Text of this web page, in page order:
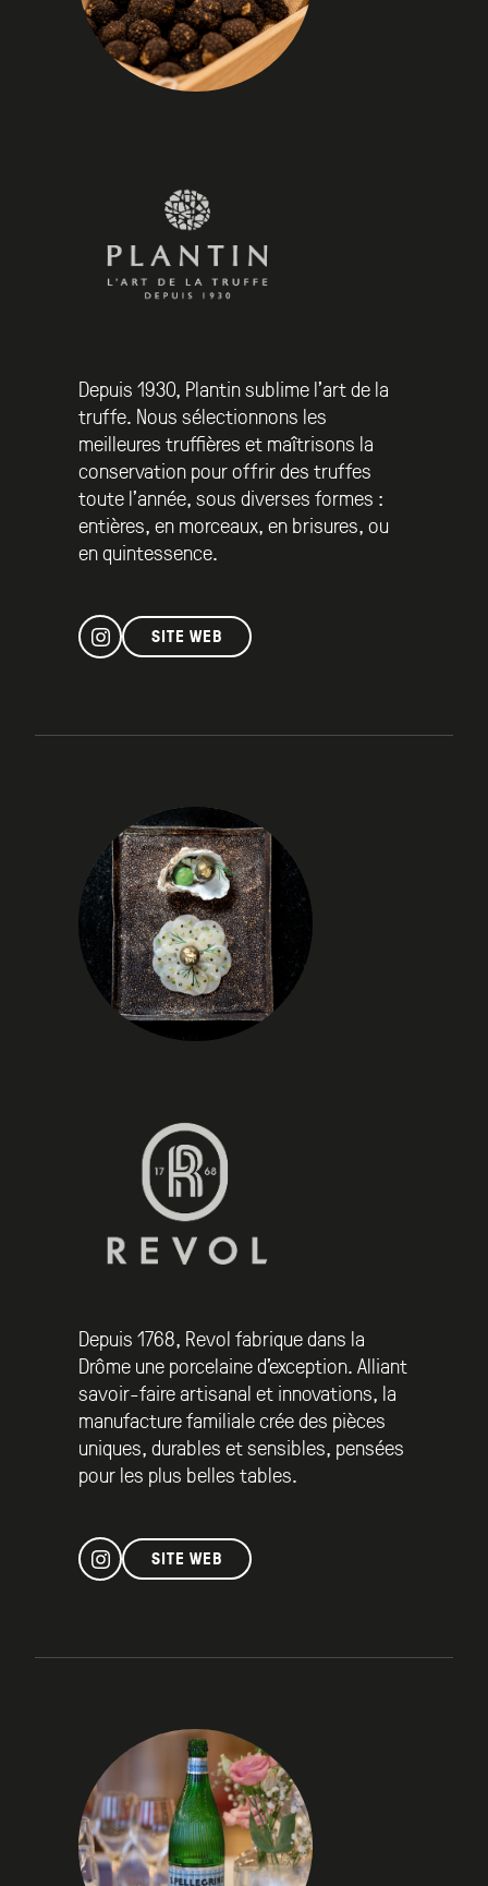
Depuis 1930, Plantin sublime l’art de la
truffe. Nous sélectionnons les
meilleures truffières et maîtrisons la
conservation pour offrir des truffes
toute l’année, sous diverses formes :
entières, en morceaux, en brisures, ou
en quintessence.
SITE WEB
Depuis 1768, Revol fabrique dans la
Drôme une porcelaine d’exception. Alliant
savoir-faire artisanal et innovations, la
manufacture familiale crée des pièces
uniques, durables et sensibles, pensées
pour les plus belles tables.
SITE WEB